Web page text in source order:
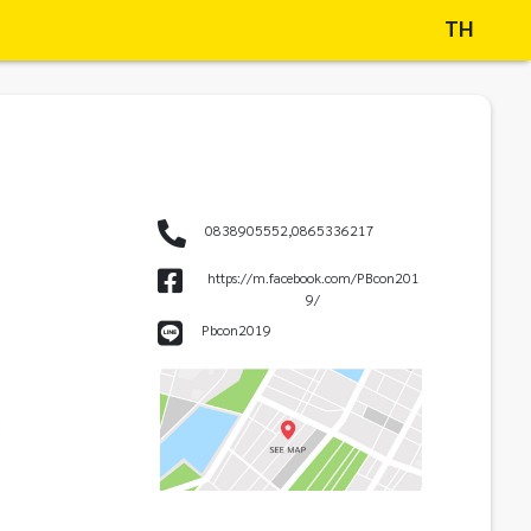
TH
0838905552,0865336217
https://m.facebook.com/PBcon201
9/
Pbcon2019